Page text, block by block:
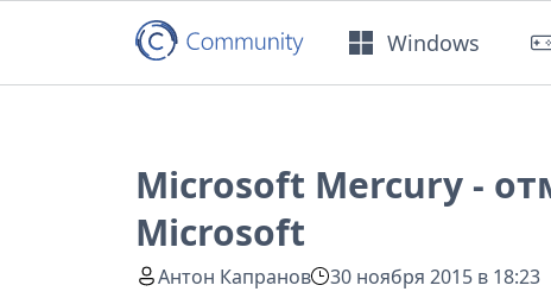
Windows
Microsoft Mercury -
Microsoft
Антон Капранов 30 ноября 2015 в 18:23